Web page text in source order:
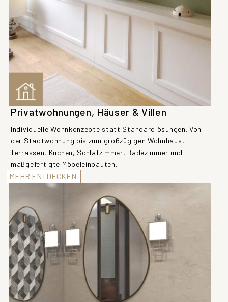
Privatwohnungen, Häuser & Villen
Individuelle Wohnkonzepte statt Standardlösungen. Von
der Stadtwohnung bis zum großzügigen Wohnhaus,
Terrassen, Küchen, Schlafzimmer, Badezimmer und
maßgefertigte Möbeleinbauten.
MEHR ENTDECKEN